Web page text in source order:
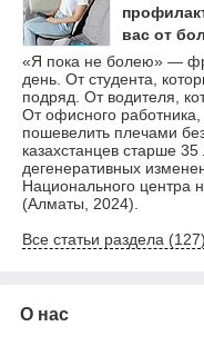
вас от
«Я пока не болею» —
день. От студента,
подряд. От водителя,
От офисного
пошевелить плечами
казахстанцев старше
дегенеративных
Национального центра
(Алматы, 2024).
Все статьи раздела (127)
О нас